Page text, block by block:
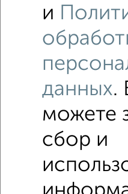
Рядом, с меньшей
Недалеко от Центральная
Комнаты в 4-к
Поиск по схожим
на улице Центральная
и
данных.
можете
сбор и